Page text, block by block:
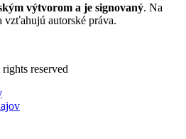
výtvorom a je signovaný. Na
vzťahujú autorské práva.
reserved